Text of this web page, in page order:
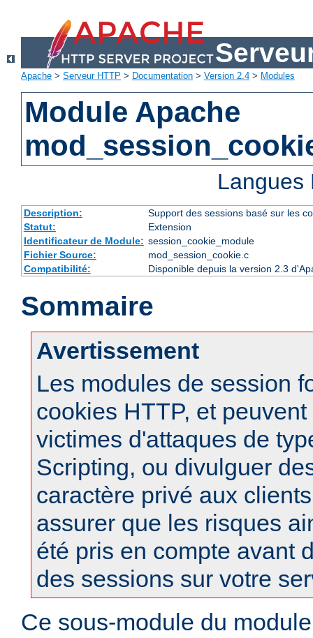
Apache > Serveur HTTP > Documentation > Version 2.4 > Modules
Module Apache
Description:
Support des sessions basé sur les
Statut:
Extension
Identificateur de Module: session_cookie_module
Fichier Source:
mod_session_cookie.c
Compatibilité:
Disponible depuis la version 2.3
Sommaire
Avertissement
Les modules de session
cookies HTTP, et
victimes d'attaques de
Scripting, ou divulguer
caractère privé aux
assurer que les risques
été pris en compte avant
des sessions sur votre
Ce sous-module du